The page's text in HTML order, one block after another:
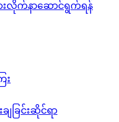
းလိုက်နာဆောင်ရွက်ရန်
း
ျခြင်းဆိုင်ရာ